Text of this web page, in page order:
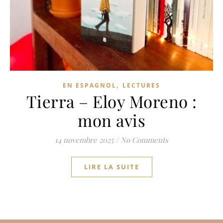
EN ESPAGNOL, LECTURES
Tierra – Eloy Moreno :
mon avis
14 novembre 2025 / No Comments
LIRE LA SUITE